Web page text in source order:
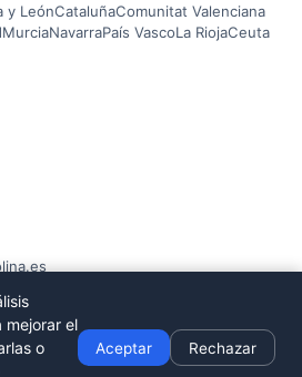
y LeónCataluñaComunitat Valenciana
MurciaNavarraPaís VascoLa RiojaCeuta
mejorar el
o
Aceptar Rechazar